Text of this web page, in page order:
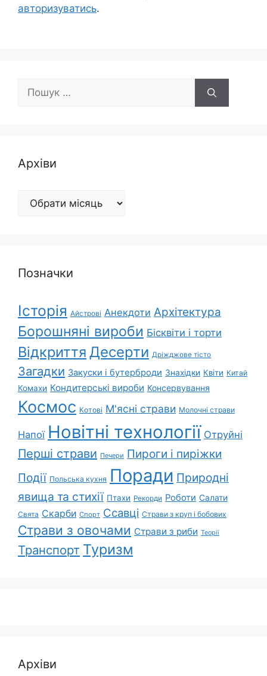
авторизуватись.
Пошук:
Архіви
Архіви
Позначки
Історія Айстрові Анекдоти Архітектура
Борошняні вироби Бісквіти і торти
Відкриття Десерти Дріжджове тісто
Загадки Закуски і бутерброди Знахідки Квіти Китай
Комахи Кондитерські вироби Консервування
Космос Котові М'ясні страви Молочні страви
Напої Новітні технології Отруйні
Перші страви Печери Пироги і пиріжки
Події Польська кухня Поради Природні
явища та стихії Птахи Рекорди Роботи Салати
Свята Скарби Спорт Ссавці Страви з круп і бобових
Страви з овочами Страви з риби Теорії
Транспорт Туризм
Архіви